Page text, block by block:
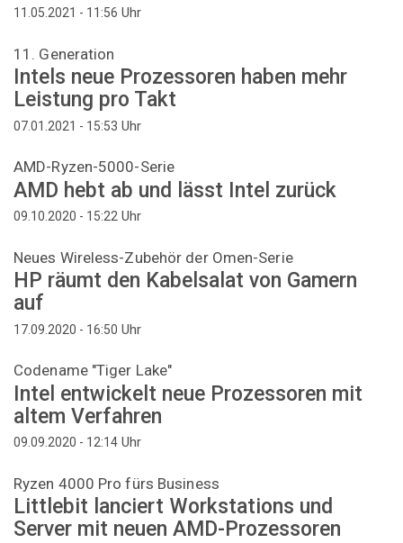
11.05.2021 - 11:56 Uhr
11. Generation
Intels neue Prozessoren haben mehr
Leistung pro Takt
07.01.2021 - 15:53 Uhr
AMD-Ryzen-5000-Serie
AMD hebt ab und lässt Intel zurück
09.10.2020 - 15:22 Uhr
Neues Wireless-Zubehör der Omen-Serie
HP räumt den Kabelsalat von Gamern
auf
17.09.2020 - 16:50 Uhr
Codename "Tiger Lake"
Intel entwickelt neue Prozessoren mit
altem Verfahren
09.09.2020 - 12:14 Uhr
Ryzen 4000 Pro fürs Business
Littlebit lanciert Workstations und
Server mit neuen AMD-Prozessoren